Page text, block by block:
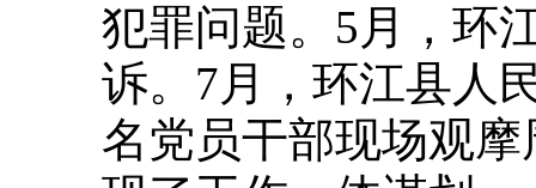
犯罪问题。5月，环
诉。7月，环江县人
名党员干部现场观